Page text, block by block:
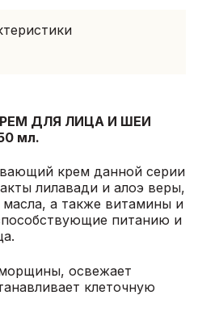
ДЛЯ ЛИЦА И ШЕИ
мл.
крем данной серии
лилавади и алоэ веры,
а также витамины и
питанию и
освежает
клеточную